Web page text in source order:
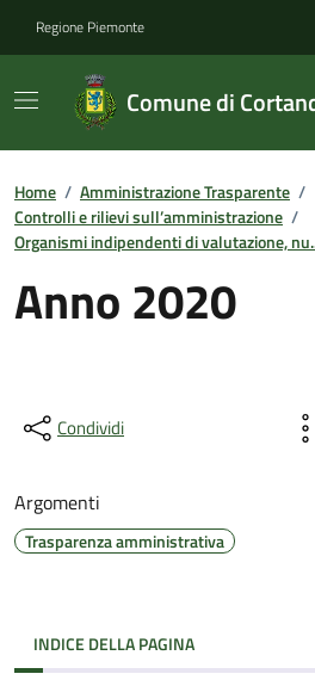
Regione Piemonte
Comune di
Home / Amministrazione Trasparente /
Controlli e rilievi sull’amministrazione /
Organismi indipendenti di valutazione,
Anno 2020
Condividi
Argomenti
Trasparenza amministrativa
INDICE DELLA PAGINA